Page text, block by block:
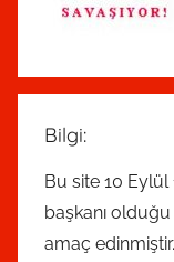
Bilgi:
Bu site 10 Eylül
başkanı olduğu
amaç edinmiştir.